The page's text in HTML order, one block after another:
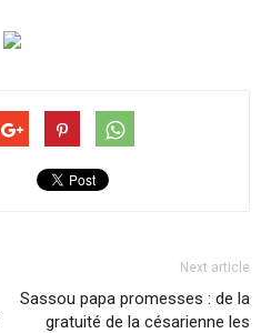
Next article
Sassou papa promesses : de la
gratuité de la césarienne les